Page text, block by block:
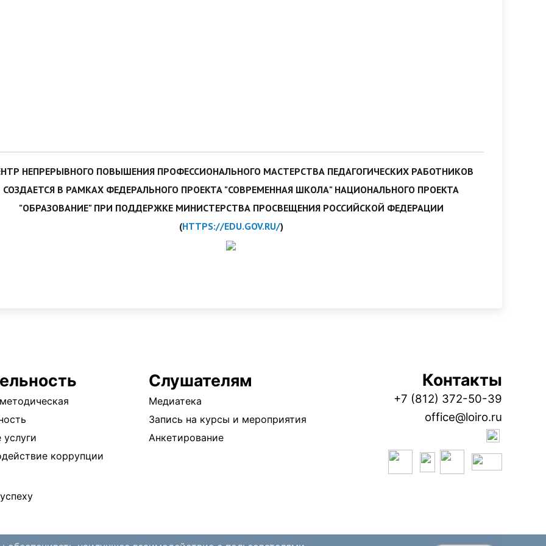
НЕПРЕРЫВНОГО ПОВЫШЕНИЯ ПРОФЕССИОНАЛЬНОГО МАСТЕРСТВА ПЕДАГОГИЧЕСКИХ РАБОТНИКОВ
СОЗДАЕТСЯ В РАМКАХ ФЕДЕРАЛЬНОГО ПРОЕКТА "СОВРЕМЕННАЯ ШКОЛА" НАЦИОНАЛЬНОГО ПРОЕКТА
"ОБРАЗОВАНИЕ" ПРИ ПОДДЕРЖКЕ МИНИСТЕРСТВА ПРОСВЕЩЕНИЯ РОССИЙСКОЙ ФЕДЕРАЦИИ
(HTTPS://EDU.GOV.RU/)
коррупции
Слушателям
Медиатека
Запись на курсы и мероприятия
Анкетирование
Контакты
+7 (812) 372-50-39
office@loiro.ru